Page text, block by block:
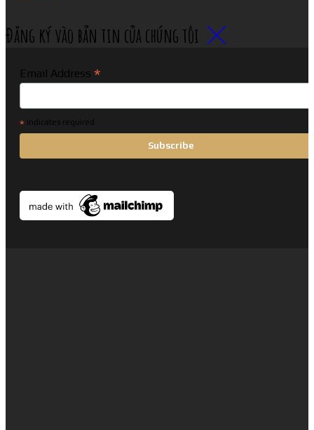
Đăng ký vào bản tin của chúng tôi
Email Address *
* indicates required